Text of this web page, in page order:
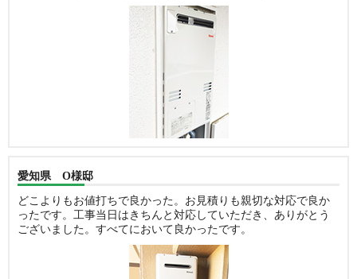
愛知県 O様邸
どこよりもお値打ちで良かった。お見積りも親切な対応で良か
ったです。工事当日はきちんと対応していただき、ありがとう
ございました。すべてにおいて良かったです。